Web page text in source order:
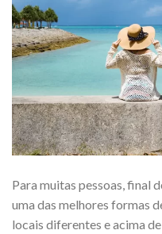
Para muitas pessoas, final
uma das melhores formas
locais diferentes e acima